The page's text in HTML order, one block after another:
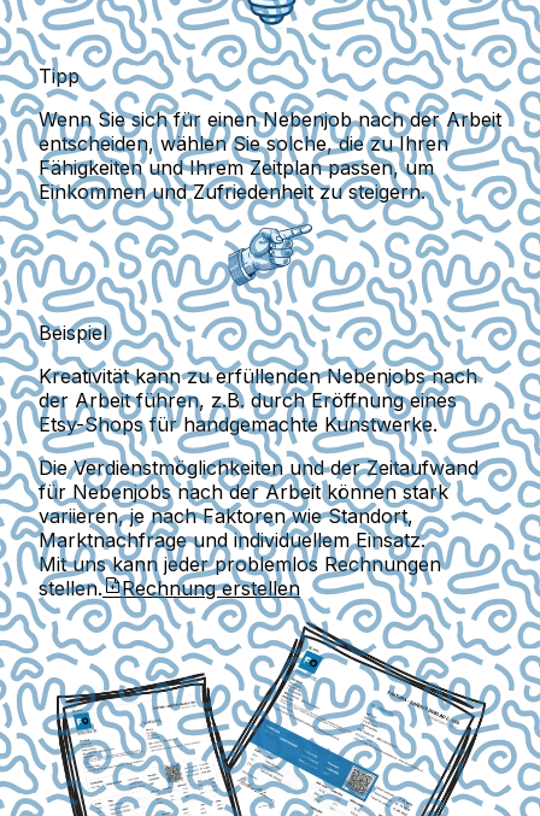
Tipp
Wenn Sie sich für einen Nebenjob nach der Arbeit
entscheiden, wählen Sie solche, die zu Ihren
Fähigkeiten und Ihrem Zeitplan passen, um
Einkommen und Zufriedenheit zu steigern.
Beispiel
Kreativität kann zu erfüllenden Nebenjobs nach
der Arbeit führen, z.B. durch Eröffnung eines
Etsy-Shops für handgemachte Kunstwerke.
Die Verdienstmöglichkeiten und der Zeitaufwand
für Nebenjobs nach der Arbeit können stark
variieren, je nach Faktoren wie Standort,
Marktnachfrage und individuellem Einsatz.
Mit uns kann jeder problemlos Rechnungen
stellen.
Rechnung erstellen